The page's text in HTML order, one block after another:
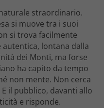
straordinario.
si muove tra i suoi
si trova facilmente
lontana dalla
dei Monti, ma forse
ha capito da tempo
non mente. Non cerca
il pubblico, davanti allo
e risponde.